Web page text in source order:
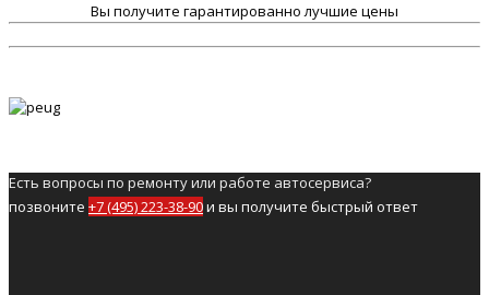
Вы получите гарантированно лучшие цены
Есть вопросы по ремонту или работе автосервиса?
позвоните +7 (495) 223-38-90и вы получите быстрый ответ